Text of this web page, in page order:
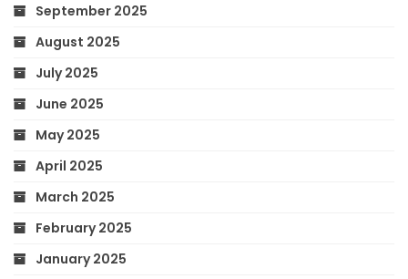
September 2025
August 2025
July 2025
June 2025
May 2025
April 2025
March 2025
February 2025
January 2025